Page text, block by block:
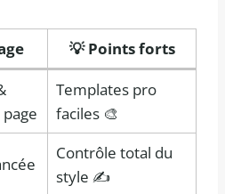
💡 Points forts
Templates pro
faciles 🎨
Contrôle total du
style ✍️